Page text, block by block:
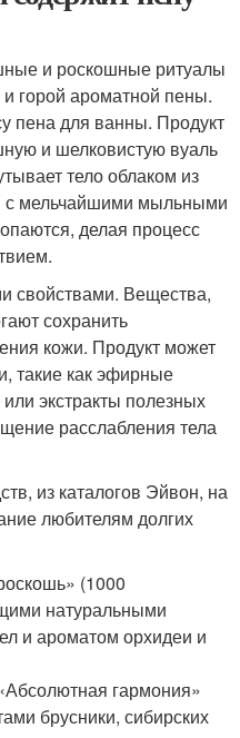
и роскошные ритуалы
горой ароматной пены.
пена для ванны. Продукт
и шелковистую вуаль
тело облаком из
с мельчайшими мыльными
делая процесс
свойствами. Вещества,
сохранить
кожи. Продукт может
такие как эфирные
экстракты полезных
расслабления тела
из каталогов Эйвон, на
любителям долгих
(1000
натуральными
и ароматом орхидеи и
гармония»
брусники, сибирских